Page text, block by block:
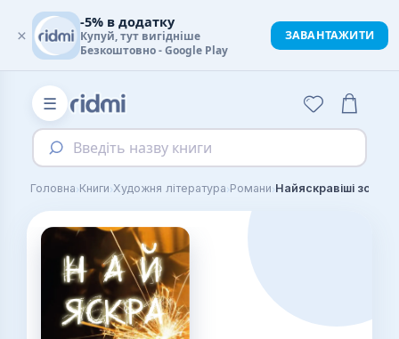
☰
Введіть назву книги
Головна›Книги›Художня література›Романи›Найяскравіші зорі
×
-5% в додатку
Купуй, тут вигідніше
Безкоштовно - Google Play
ЗАВАНТАЖИТИ